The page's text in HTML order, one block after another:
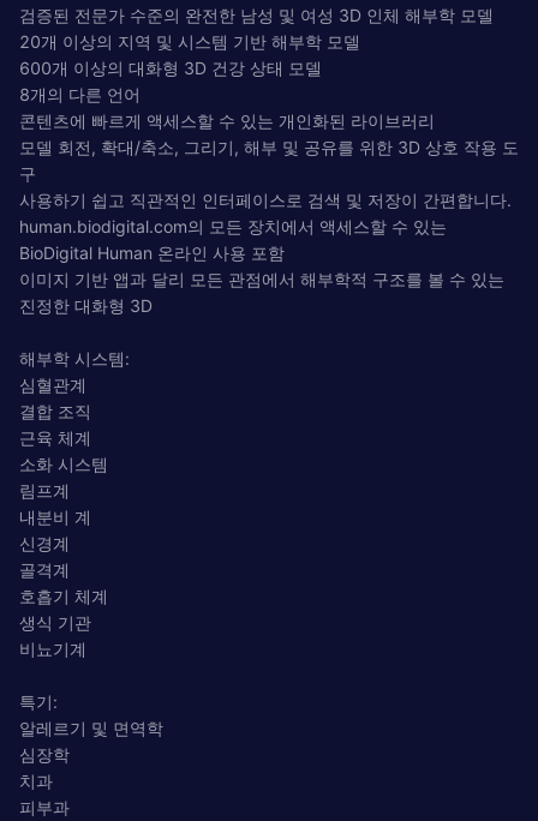
검증된 전문가 수준의 완전한 남성 및 여성 3D 인체 해부학 모델
20개 이상의 지역 및 시스템 기반 해부학 모델
600개 이상의 대화형 3D 건강 상태 모델
8개의 다른 언어
콘텐츠에 빠르게 액세스할 수 있는 개인화된 라이브러리
모델 회전, 확대/축소, 그리기, 해부 및 공유를 위한 3D 상호 작용 도
구
사용하기 쉽고 직관적인 인터페이스로 검색 및 저장이 간편합니다.
human.biodigital.com의 모든 장치에서 액세스할 수 있는
BioDigital Human 온라인 사용 포함
이미지 기반 앱과 달리 모든 관점에서 해부학적 구조를 볼 수 있는
진정한 대화형 3D
해부학 시스템:
심혈관계
결합 조직
근육 체계
소화 시스템
림프계
내분비 계
신경계
골격계
호흡기 체계
생식 기관
비뇨기계
특기:
알레르기 및 면역학
심장학
치과
피부과